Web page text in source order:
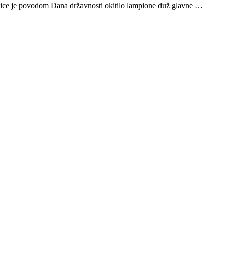
povodom Dana državnosti okitilo lampione duž glavne …